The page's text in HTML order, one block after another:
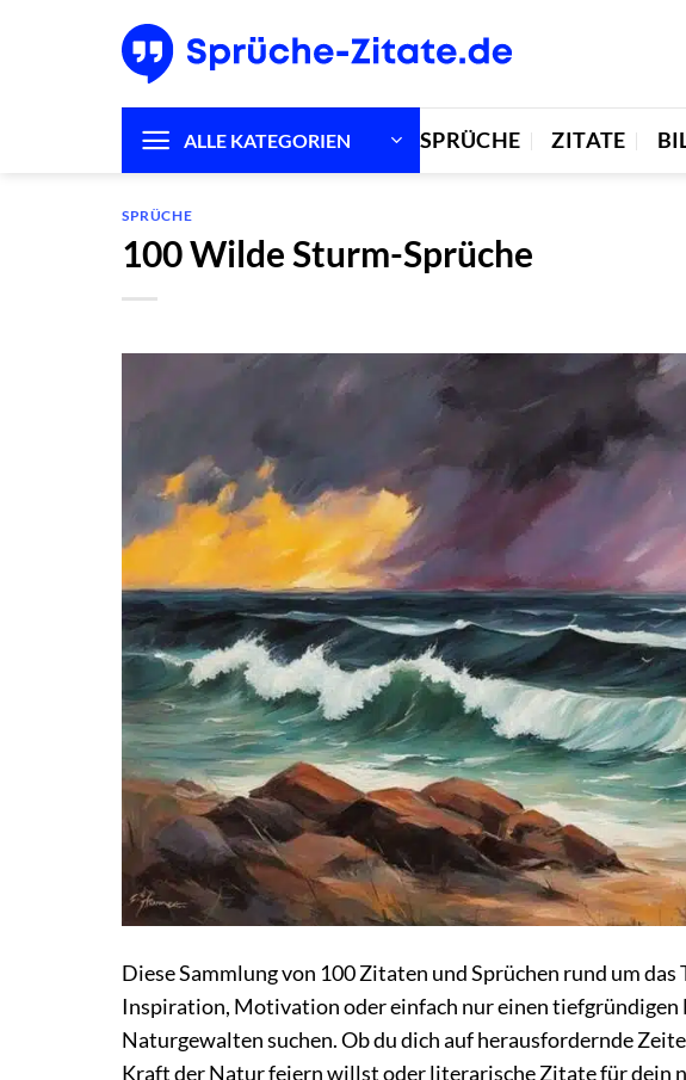
ALLE KATEGORIEN SPRÜCHE ZITATE
SPRÜCHE
100 Wilde Sturm-Sprüche
Diese Sammlung von 100 Zitaten und Sprüchen rund um
Inspiration, Motivation oder einfach nur einen tiefgründigen
Naturgewalten suchen. Ob du dich auf herausfordernde
Kraft der Natur feiern willst oder literarische Zitate für dein